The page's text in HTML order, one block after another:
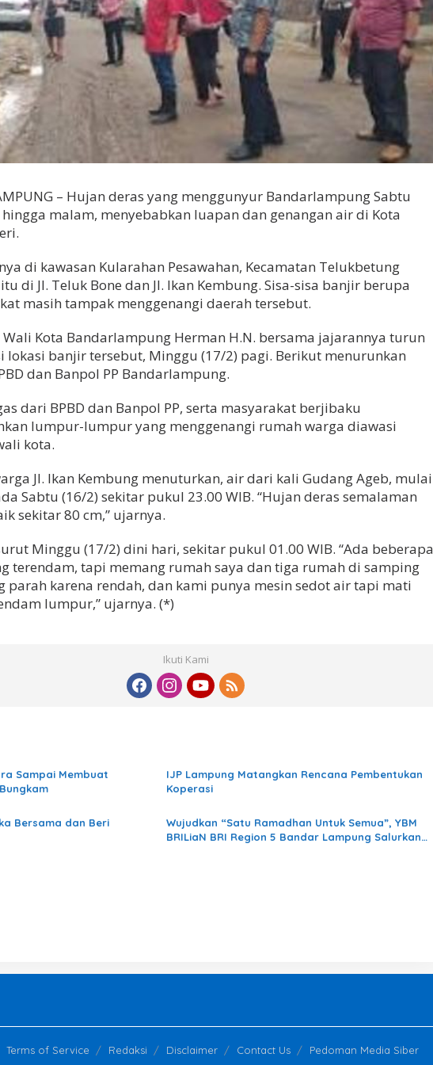
a
m
p
a
k
B
n
j
i
r
d
K
e
l
a
h
n
e
s
w
h
a
n
T
l
u
k
B
t
u
n
S
– Hujan deras yang menggunyur Bandarlampung Sabtu
hingga malam, menyebabkan luapan dan genangan air di Kota
di kawasan Kularahan Pesawahan, Kecamatan Telukbetung
di Jl. Teluk Bone dan Jl. Ikan Kembung. Sisa-sisa banjir berupa
masih tampak menggenangi daerah tersebut.
Kota Bandarlampung Herman H.N. bersama jajarannya turun
lokasi banjir tersebut, Minggu (17/2) pagi. Berikut menurunkan
dan Banpol PP Bandarlampung.
dari BPBD dan Banpol PP, serta masyarakat berjibaku
lumpur-lumpur yang menggenangi rumah warga diawasi
kota.
Jl. Ikan Kembung menuturkan, air dari kali Gudang Ageb, mulai
Sabtu (16/2) sekitar pukul 23.00 WIB. “Hujan deras semalaman
sekitar 80 cm,” ujarnya.
Minggu (17/2) dini hari, sekitar pukul 01.00 WIB. “Ada beberapa
terendam, tapi memang rumah saya dan tiga rumah di samping
parah karena rendah, dan kami punya mesin sedot air tapi mati
lumpur,” ujarnya. (*)
Ikuti Kami
Sampai Membuat
IJP Lampung Matangkan Rencana Pembentukan
Koperasi
Bersama dan Beri
Wujudkan “Satu Ramadhan Untuk Semua”, YBM
BRILiaN BRI Region 5 Bandar Lampung Salurkan
Terms of Service Redaksi Disclaimer Contact Us Pedoman Media Siber